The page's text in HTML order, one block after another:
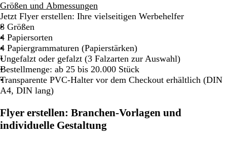
Größen und Abmessungen
Jetzt Flyer erstellen: Ihre vielseitigen Werbehelfer
8 Größen
4 Papiersorten
4 Papiergrammaturen (Papierstärken)
Ungefalzt oder gefalzt (3 Falzarten zur Auswahl)
Bestellmenge: ab 25 bis 20.000 Stück
Transparente PVC-Halter vor dem Checkout erhältlich (DIN
A4, DIN lang)
Flyer erstellen: Branchen-Vorlagen und
individuelle Gestaltung